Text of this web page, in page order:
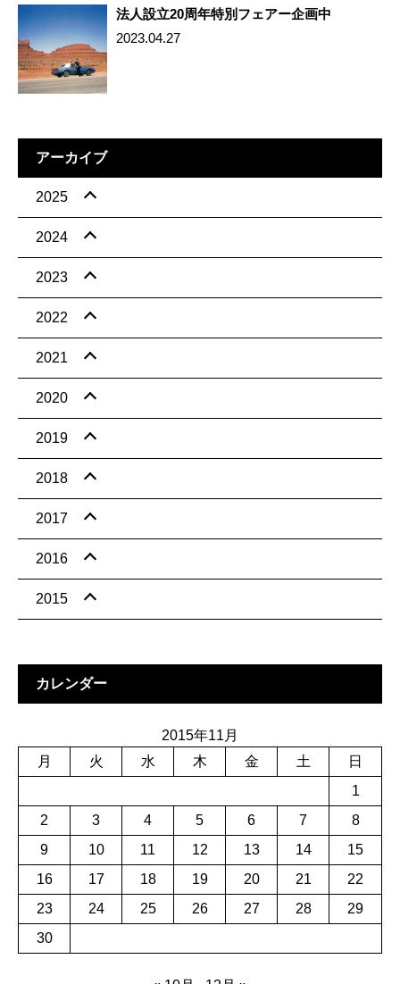
法人設立20周年特別フェアー企画中
2023.04.27
アーカイブ
2025
2024
2023
2022
2021
2020
2019
2018
2017
2016
2015
カレンダー
2015年11月
月
火 水 木 金 土
日
1
2
3 4 5 6 7
8
9
10 11 12 13 14
15
16
17 18 19 20 21
22
23
24 25 26 27 28
29
30